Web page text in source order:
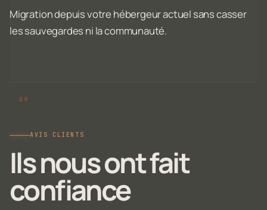
Migration depuis votre hébergeur actuel sans casser
les sauvegardes ni la communauté.
AVIS CLIENTS
Ils nous ont fait
confiance